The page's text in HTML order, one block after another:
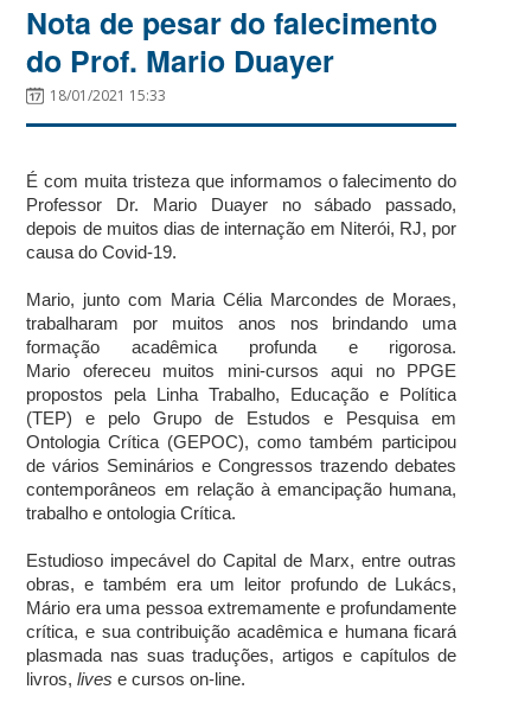
Nota de pesar do falecimento
do Prof. Mario Duayer
18/01/2021 15:33
É com muita tristeza que informamos o falecimento do
Professor Dr. Mario Duayer no sábado passado,
depois de muitos dias de internação em Niterói, RJ, por
causa do Covid-19.
Mario, junto com Maria Célia Marcondes de Moraes,
trabalharam por muitos anos nos brindando uma
formação acadêmica profunda e rigorosa.
Mario ofereceu muitos mini-cursos aqui no PPGE
propostos pela Linha Trabalho, Educação e Política
(TEP) e pelo Grupo de Estudos e Pesquisa em
Ontologia Crítica (GEPOC), como também participou
de vários Seminários e Congressos trazendo debates
contemporâneos em relação à emancipação humana,
trabalho e ontologia Crítica.
Estudioso impecável do Capital de Marx, entre outras
obras, e também era um leitor profundo de Lukács,
Mário era uma pessoa extremamente e profundamente
crítica, e sua contribuição acadêmica e humana ficará
plasmada nas suas traduções, artigos e capítulos de
livros,lives e cursos on-line.